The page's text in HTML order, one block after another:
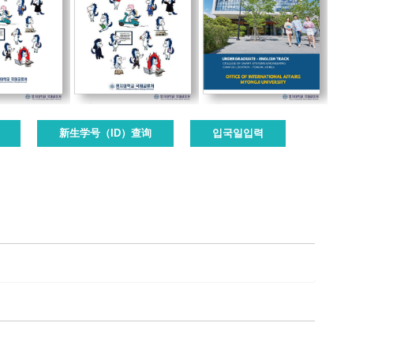
新生学号（ID）查询 입국일입력